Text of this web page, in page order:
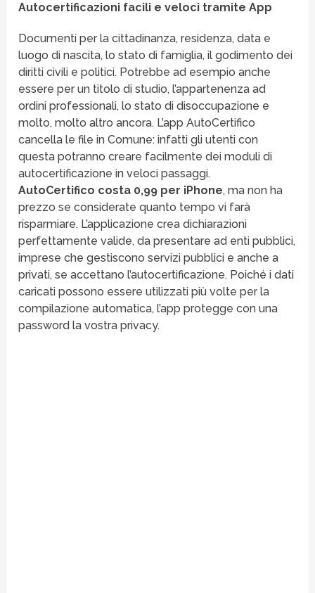
Autocertificazioni facili e veloci tramite App
Documenti per la cittadinanza, residenza, data e
luogo di nascita, lo stato di famiglia, il godimento dei
diritti civili e politici. Potrebbe ad esempio anche
essere per un titolo di studio, l’appartenenza ad
ordini professionali, lo stato di disoccupazione e
molto, molto altro ancora. L’app AutoCertifico
cancella le file in Comune: infatti gli utenti con
questa potranno creare facilmente dei moduli di
autocertificazione in veloci passaggi.
AutoCertifico costa 0,99 per iPhone, ma non ha
prezzo se considerate quanto tempo vi farà
risparmiare. L’applicazione crea dichiarazioni
perfettamente valide, da presentare ad enti pubblici,
imprese che gestiscono servizi pubblici e anche a
privati, se accettano l’autocertificazione. Poiché i dati
caricati possono essere utilizzati più volte per la
compilazione automatica, l’app protegge con una
password la vostra privacy.